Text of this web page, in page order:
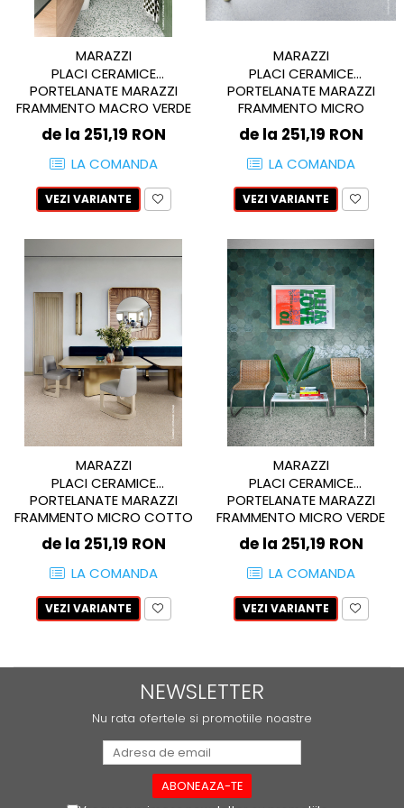
RETINA
THE ROOM
TUBE
CASALGRANDE PADANA
ALABASTRI
EKXTREME-ENERGIE KER
AMANI
BERNINI
BRERA
CALACATTA
CALACATTA CENERINO
CALACATTA OCEANIC
CALACATTA SPLENDIDO
CALACATTA VIOLA
CEPPO DI GRE
CITY PLASTER
DOLOMITE
DUBAI GOLD
ECLIPSE
EMPERADOR
FLATIRON
HERITAGE
TREX3
YAKISUGI
IMOLA CERAMICA
AZUMA
BLUE SAVOY
CONCRETE PROJECT
CREATIVE CONCRETE
CREW BITTER
CREW HONEY
CREW UMAMI
ELIXIR
MICRON 2.0
OXYD
PARADE
REPLAY
RETINA
STONCRETE
THE ROCK
THE ROOM
TRAIL
TUBE
WALK
X-ROCK
AGATHOS
ANTICHI AMORI
MARAZZI
PLACI CERAMICE
PORTELANATE MARAZZI
FRAMMENTO MACRO VERDE
60X60
de la 251,19 RON
LA COMANDA
VEZI VARIANTE
MARAZZI
PLACI CERAMICE
PORTELANATE MARAZZI
FRAMMENTO MICRO
AZZURRO 60X60
de la 251,19 RON
LA COMANDA
VEZI VARIANTE
MARAZZI
PLACI CERAMICE
PORTELANATE MARAZZI
FRAMMENTO MICRO COTTO
60X60
de la 251,19 RON
LA COMANDA
VEZI VARIANTE
MARAZZI
PLACI CERAMICE
PORTELANATE MARAZZI
FRAMMENTO MICRO VERDE
60X60
de la 251,19 RON
LA COMANDA
VEZI VARIANTE
NEWSLETTER
Nu rata ofertele si promotiile noastre